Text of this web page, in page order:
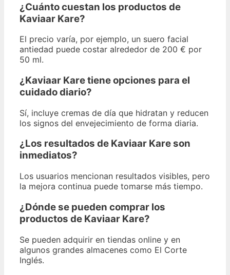
¿Cuánto cuestan los productos de
Kaviaar Kare?
El precio varía, por ejemplo, un suero facial
antiedad puede costar alrededor de 200 € por
50 ml.
¿Kaviaar Kare tiene opciones para el
cuidado diario?
Sí, incluye cremas de día que hidratan y reducen
los signos del envejecimiento de forma diaria.
¿Los resultados de Kaviaar Kare son
inmediatos?
Los usuarios mencionan resultados visibles, pero
la mejora continua puede tomarse más tiempo.
¿Dónde se pueden comprar los
productos de Kaviaar Kare?
Se pueden adquirir en tiendas online y en
algunos grandes almacenes como El Corte
Inglés.